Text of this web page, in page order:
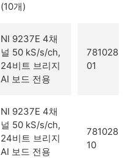
(10개)
NI 9237E 4채
널 50 kS/s/ch,
24비트 브리지
AI 보드 전용
781028-
01
NI 9237E 4채
널 50 kS/s/ch,
24비트 브리지
AI 보드 전용
781028-
10